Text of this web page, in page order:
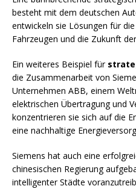
besteht mit dem deutschen
entwickeln sie Lösungen für
Fahrzeugen und die Zukunft
Ein weiteres Beispiel für
die Zusammenarbeit von
Unternehmen ABB, einem
elektrischen Übertragung und
konzentrieren sie sich auf die
eine nachhaltige
Siemens hat auch eine
chinesischen Regierung
intelligenter Städte